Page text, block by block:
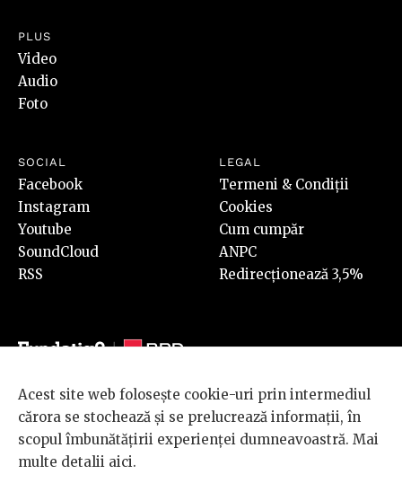
PLUS
Video
Audio
Foto
SOCIAL
Facebook
Instagram
Youtube
SoundCloud
RSS
LEGAL
Termeni & Condiții
Cookies
Cum cumpăr
ANPC
Redirecționează 3,5%
© 2026 BRD Groupe Société Générale, toate drepturile rezervate.
Scena 9 este un proiect sustinut de
BRD GROUPE SOCIÉTÉ
GÉNÉRALE
Acest site web folosește cookie-uri prin intermediul
cărora se stochează și se prelucrează informații, în
scopul îmbunătățirii experienței dumneavoastră. Mai
multe detalii aici.